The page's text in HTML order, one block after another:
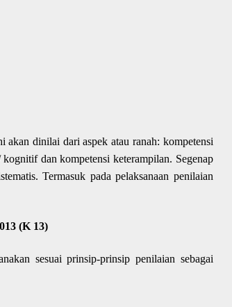
akan dinilai dari aspek atau ranah: kompetensi
dan kompetensi keterampilan. Segenap
Termasuk pada pelaksanaan penilaian
(K 13)
sesuai prinsip-prinsip penilaian sebagai